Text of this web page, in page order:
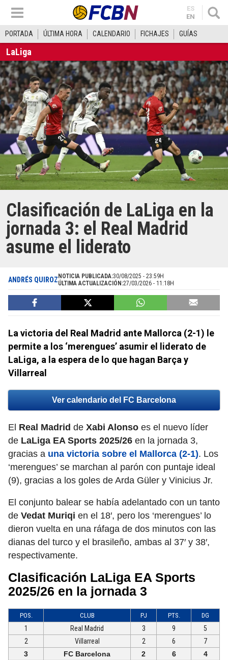
ES
EN
PORTADA ÚLTIMA HORA CALENDARIO FICHAJES GUÍAS
LaLiga
Clasificación de LaLiga en la
jornada 3: el Real Madrid
asume el liderato
ANDRÉS QUIROZ NOTICIA PUBLICADA:30/08/2025 - 23:59H
ÚLTIMA ACTUALIZACIÓN:27/03/2026 - 11:18H
La victoria del Real Madrid ante Mallorca (2-1) le
permite a los ‘merengues’ asumir el liderato de
LaLiga, a la espera de lo que hagan Barça y
Villarreal
Ver calendario del FC Barcelona
El Real Madrid de Xabi Alonso es el nuevo líder
de LaLiga EA Sports 2025/26 en la jornada 3,
gracias a una victoria sobre el Mallorca (2-1). Los
‘merengues’ se marchan al parón con puntaje ideal
(9), gracias a los goles de Arda Güler y Vinicius Jr.
El conjunto balear se había adelantado con un tanto
de Vedat Muriqi en el 18′, pero los ‘merengues’ lo
dieron vuelta en una ráfaga de dos minutos con las
dianas del turco y el brasileño, ambas al 37′ y 38′,
respectivamente.
Clasificación LaLiga EA Sports
2025/26 en la jornada 3
POS. CLUB PJ PTS. DG
1 Real Madrid 3 9
5
2
Villarreal 2 6
7
3
FC Barcelona 2 6
4